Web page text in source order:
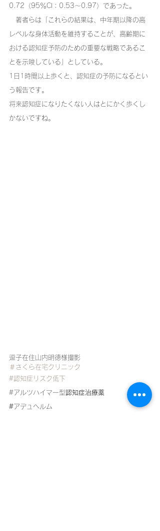
0.72（95％CI：0.53～0.97）であった。
著者らは「これらの結果は、中年期以降の高
レベルな身体活動を維持することが、高齢期に
おける認知症予防のための重要な戦略であるこ
とを示唆している」としている。
1日1時間以上歩くと、認知症の予防になるとい
う報告です。
将来認知症になりたくない人はとにかく歩くし
かないですね。
逗子在住山内明徳様撮影
＃さくら在宅クリニック
#認知症リスク低下
#アルツハイマー型認知症治療薬
#アデュヘルム